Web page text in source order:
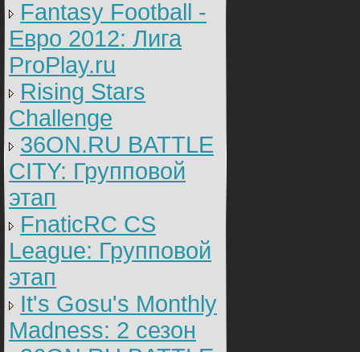
Fantasy Football -
Евро 2012: Лига
ProPlay.ru
Rising Stars
Challenge
36ON.RU BATTLE
CITY: Групповой
этап
FnaticRC CS
League: Групповой
этап
It's Gosu's Monthly
Madness: 2 сезон